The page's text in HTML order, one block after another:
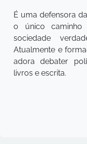
É uma defensora
o único
sociedade
Atualmente e
adora debater
livros e escrita.